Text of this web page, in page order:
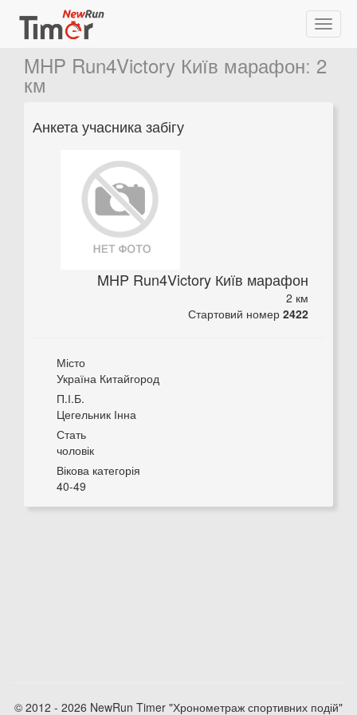
MHP Run4Victory Київ марафон: 2
км
Анкета учасника забігу
MHP Run4Victory Київ марафон
2 км
Стартовий номер 2422
Місто
Україна Китайгород
П.І.Б.
Цегельник Інна
Стать
чоловік
Вікова категорія
40-49
© 2012 - 2026 NewRun Timer "Хронометраж спортивних подій"